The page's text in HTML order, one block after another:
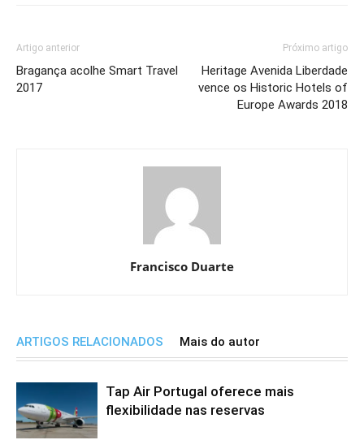
Artigo anterior
Bragança acolhe Smart Travel
2017
Próximo artigo
Heritage Avenida Liberdade
vence os Historic Hotels of
Europe Awards 2018
Francisco Duarte
ARTIGOS RELACIONADOS Mais do autor
Tap Air Portugal oferece mais
flexibilidade nas reservas